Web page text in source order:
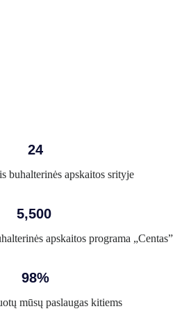
24
buhalterinės apskaitos srityje
5,500
apskaitos programa „Centas”
98%
mūsų paslaugas kitiems